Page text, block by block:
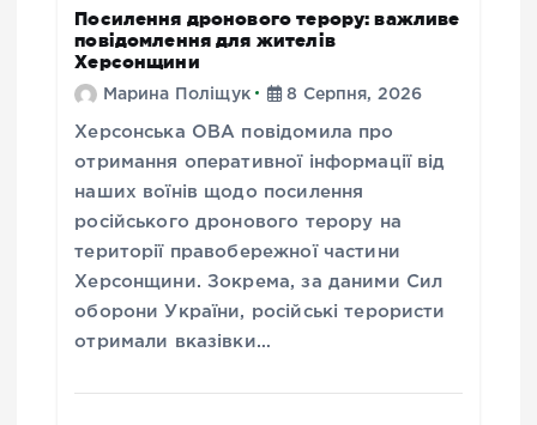
Посилення дронового терору: важливе
повідомлення для жителів
Херсонщини
Марина Поліщук 8 Серпня, 2026
Херсонська ОВА повідомила про
отримання оперативної інформації від
наших воїнів щодо посилення
російського дронового терору на
території правобережної частини
Херсонщини. Зокрема, за даними Сил
оборони України, російські терористи
отримали вказівки…